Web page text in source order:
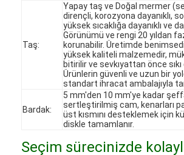
Videolar
VR şovu
Bizim Hakkımızda
Fabrika turu
Kalite Kontrol
Taş:
Yapay taş ve Doğal mermer
dirençli, korozyona dayanıklı,
yüksek sıcaklığa dayanıklı ve
Görünümü ve rengi 20 yıldan
korunabilir. Üretimde
yüksek kaliteli malzemedir,
bitirilir ve sevkıyattan önce sıkı
Ürünlerin güvenli ve uzun bir
standart ihracat ambalajıyla
Bardak:
5 mm'den 10 mm'ye kadar
sertleştirilmiş cam, kenarları
üst kısmını desteklemek için
diskle tamamlanır.
Seçim sürecinizde